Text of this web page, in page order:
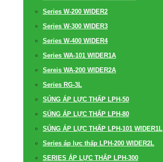
Series W-200 WIDER2
Series W-300 WIDER3
Series W-400 WIDER4
Series WA-101 WIDER1A
Sereis WA-200 WIDER2A
Series RG-3L
SÚNG ÁP LỰC THẤP LPH-50
SÚNG ÁP LỰC THẤP LPH-80
SÚNG ÁP LỰC THẤP LPH-101 WIDER1L
Series áp lực thấp LPH-200 WIDER2L
SERIES ÁP LỰC THẤP LPH-300